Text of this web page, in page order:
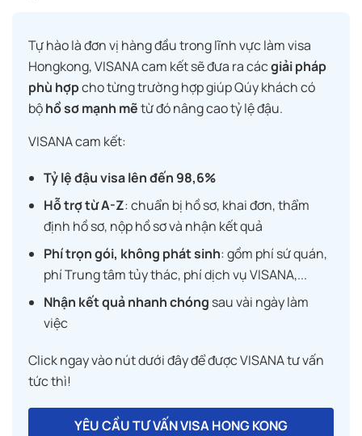
Tự hào là đơn vị hàng đầu trong lĩnh vực làm visa
Hongkong, VISANA cam kết sẽ đưa ra cácgiải pháp
phù hợpcho từng trường hợp giúp Qúy khách có
bộhồ sơ mạnh mẽtừ đó nâng cao tỷ lệ đậu.
VISANA cam kết:
Tỷ lệ đậu visa lên đến 98,6%
Hỗ trợ từ A-Z: chuẩn bị hồ sơ, khai đơn, thẩm
định hồ sơ, nộp hồ sơ và nhận kết quả
Phí trọn gói, không phát sinh: gồm phí sứ quán,
phí Trung tâm tủy thác, phí dịch vụ VISANA,...
Nhận kết quả nhanh chóng sau vài ngày làm
việc
Click ngay vào nút dưới đây để được VISANA tư vấn
tức thì!
YÊU CẦU TƯ VẤN VISA HONG KONG